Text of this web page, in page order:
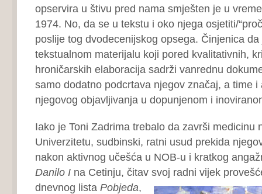
opservira u štivu pred nama smješten je u
1974. No, da se u tekstu i oko njega osjetiti/
poslije tog dvodecenijskog opsega. Činjenica da
tekstualnom materijalu koji pored kvalitativnih,
hroničarskih elaboracija sadrži vanrednu
samo dodatno podcrtava njegov značaj, a time i
njegovog objavljivanja u dopunjenom i
Iako je Toni Zadrima trebalo da završi medicinu
Univerzitetu, sudbinski, ratni usud prekida
nakon aktivnog učešća u NOB-u i kratkog
Danilo Ina Cetinju, čitav svoj radni vijek
dnevnog lista Pobjeda,